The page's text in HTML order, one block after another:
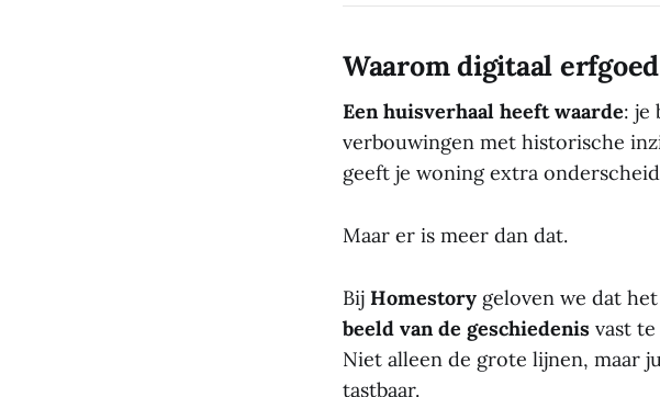
Waarom digitaal
Een huisverhaal heeft waarde: je
verbouwingen met historische
geeft je woning extra
Maar er is meer dan dat.
Bij Homestory geloven we dat
beeld van de geschiedenis vast
Niet alleen de grote lijnen, maar
tastbaar.